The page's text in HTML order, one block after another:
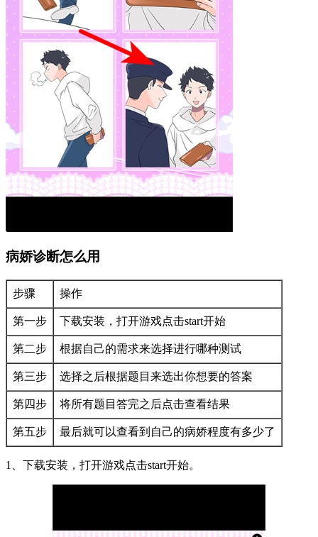
病娇诊断怎么用
步骤 操作
第一步 下载安装，打开游戏点击start开始
第二步 根据自己的需求来选择进行哪种测试
第三步 选择之后根据题目来选出你想要的答案
第四步 将所有题目答完之后点击查看结果
第五步 最后就可以查看到自己的病娇程度有多少了
1、下载安装，打开游戏点击start开始。